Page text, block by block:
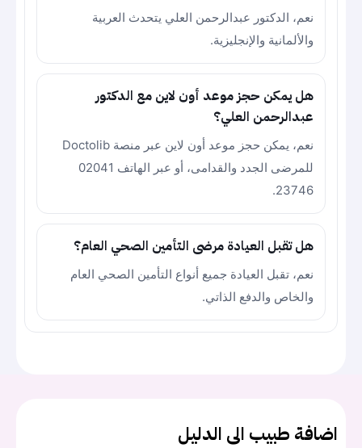
نعم، الدكتور عبدالرحمن العلي يتحدث العربية
والألمانية والإنجليزية.
هل يمكن حجز موعد أون لاين مع الدكتور
عبدالرحمن العلي؟
نعم، يمكن حجز موعد أون لاين عبر منصة Doctolib
للمرضى الجدد والقدامى، أو عبر الهاتف 02041
23746.
هل تقبل العيادة مرضى التأمين الصحي العام؟
نعم، تقبل العيادة جميع أنواع التأمين الصحي العام
والخاص والدفع الذاتي.
اضافة طبيب الى الدليل